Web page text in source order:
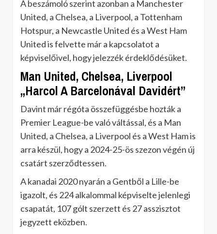
A beszámoló szerint azonban a Manchester
United, a Chelsea, a Liverpool, a Tottenham
Hotspur, a Newcastle United és a West Ham
United is felvette már a kapcsolatot a
képviselőivel, hogy jelezzék érdeklődésüket.
Man United, Chelsea, Liverpool
„Harcol A Barcelonával Davidért”
Davint már régóta összefüggésbe hozták a
Premier League-be való váltással, és a Man
United, a Chelsea, a Liverpool és a West Ham is
arra készül, hogy a 2024-25-ös szezon végén új
csatárt szerződtessen.
A kanadai 2020 nyarán a Gentből a Lille-be
igazolt, és 224 alkalommal képviselte jelenlegi
csapatát, 107 gólt szerzett és 27 asszisztot
jegyzett eközben.